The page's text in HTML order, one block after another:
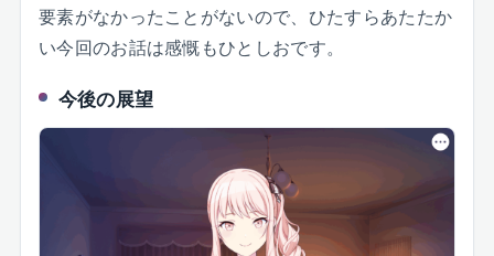
要素がなかったことがないので、ひたすらあたたか
い今回のお話は感慨もひとしおです。
今後の展望